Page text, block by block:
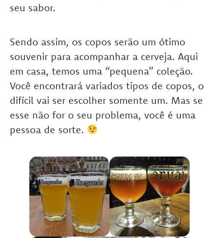
seu sabor.
Sendo assim, os copos serão um ótimo
souvenir para acompanhar a cerveja. Aqui
em casa, temos uma “pequena” coleção.
Você encontrará variados tipos de copos, o
difícil vai ser escolher somente um. Mas se
esse não for o seu problema, você é uma
pessoa de sorte.